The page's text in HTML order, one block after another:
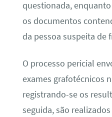
questionada,
os documentos
da pessoa suspeita de
O processo pericial
exames grafotécnicos
registrando-se os
seguida, são